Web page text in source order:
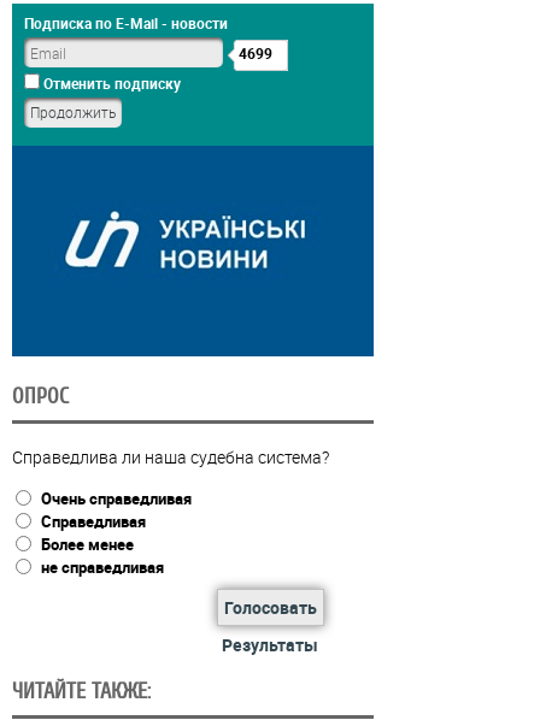
Подписка по E-Mail - новости
4699
Отменить подписку
ОПРОС
Справедлива ли наша судебна система?
Очень справедливая
Справедливая
Более менее
не справедливая
Голосовать
Результаты
ЧИТАЙТЕ ТАКЖЕ: